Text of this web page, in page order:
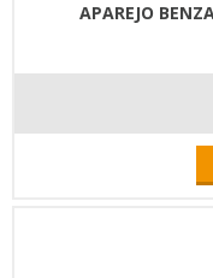
APAREJO